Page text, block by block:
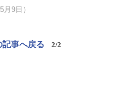
9日）
記事へ戻る 2/2